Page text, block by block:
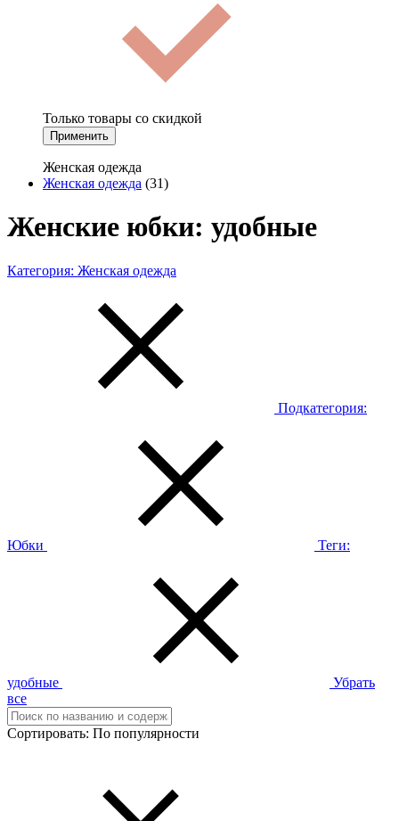
Только товары со скидкой
Применить
Женская одежда
Женская одежда (31)
Женские юбки: удобные
Категория: Женская одежда
Подкатегория:
Юбки Теги:
удобные
Убрать
все
Сортировать: По популярности